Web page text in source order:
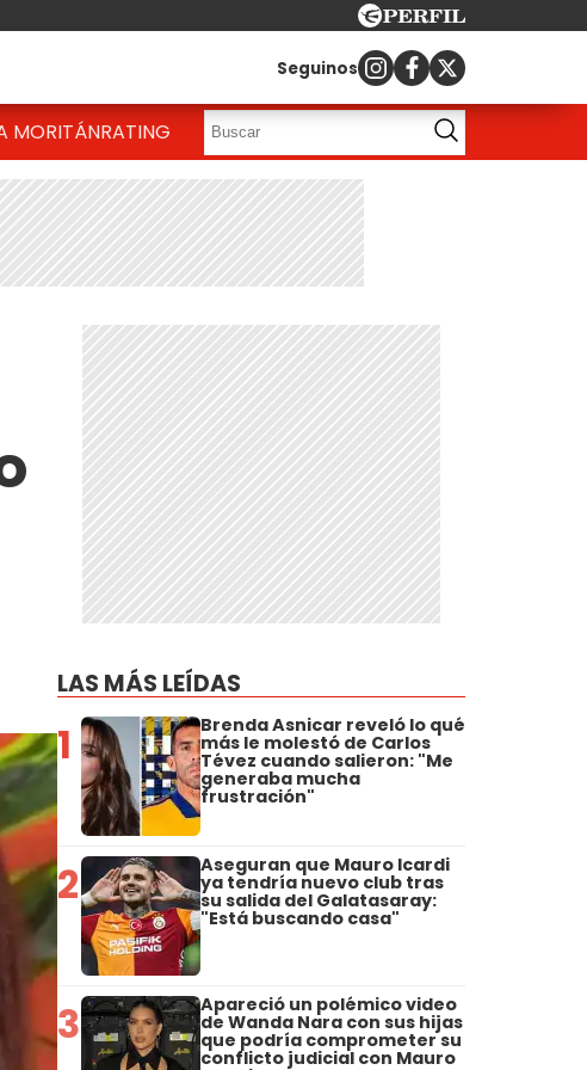
Seguinos
MORITÁNRATING
LAS MÁS LEÍDAS
1 Brenda Asnicar reveló lo qué
más le molestó de Carlos
Tévez cuando salieron: "Me
generaba mucha
frustración"
2 Aseguran que Mauro Icardi
ya tendría nuevo club tras
su salida del Galatasaray:
"Está buscando casa"
3 Apareció un polémico video
de Wanda Nara con sus hijas
que podría comprometer su
conflicto judicial con Mauro